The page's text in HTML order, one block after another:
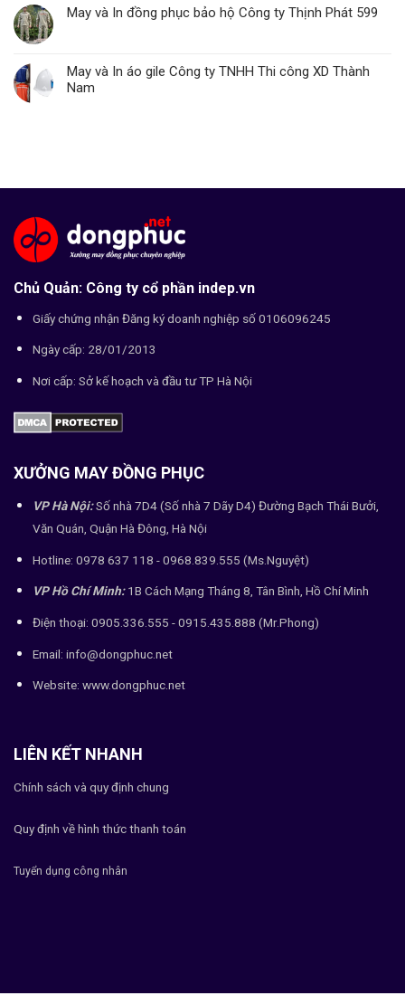
May và In đồng phục bảo hộ Công ty Thịnh Phát 599
May và In áo gile Công ty TNHH Thi công XD Thành
Nam
Chủ Quản: Công ty cổ phần indep.vn
Giấy chứng nhận Đăng ký doanh nghiệp số 0106096245
Ngày cấp: 28/01/2013
Nơi cấp: Sở kế hoạch và đầu tư TP Hà Nội
XƯỞNG MAY ĐỒNG PHỤC
VP Hà Nội:Số nhà 7D4 (Số nhà 7 Dãy D4) Đường Bạch Thái Bưởi,
Văn Quán, Quận Hà Đông, Hà Nội
Hotline: 0978 637 118 - 0968.839.555 (Ms.Nguyệt)
VP Hồ Chí Minh:1B Cách Mạng Tháng 8, Tân Bình, Hồ Chí Minh
Điện thoại: 0905.336.555 - 0915.435.888 (Mr.Phong)
Email: info@dongphuc.net
Website: www.dongphuc.net
LIÊN KẾT NHANH
Chính sách và quy định chung
Quy định về hình thức thanh toán
Tuyển dụng công nhân